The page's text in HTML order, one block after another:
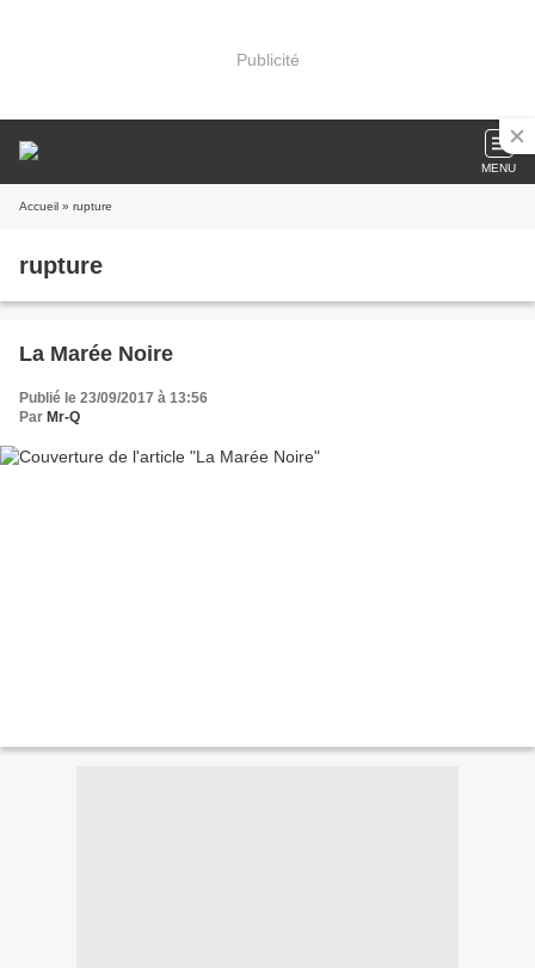
Publicité
MENU
Accueil » rupture
rupture
La Marée Noire
Publié le 23/09/2017 à 13:56
Par Mr-Q